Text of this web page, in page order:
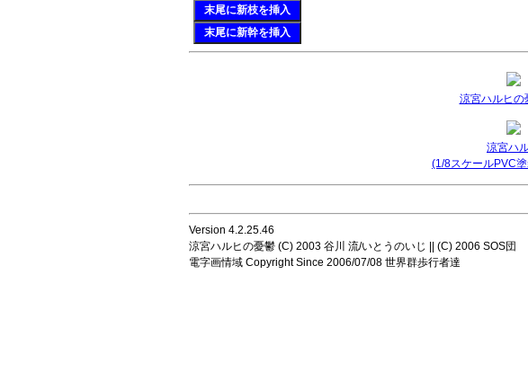
末尾に新枝を挿入
末尾に新幹を挿入
涼宮ハルヒの
涼宮ハ
(1/8スケールPVC
Version 4.2.25.46
涼宮ハルヒの憂鬱 (C) 2003 谷川 流/いとうのいじ || (C) 2006 SOS団
電字画情域 Copyright Since 2006/07/08 世界群歩行者達